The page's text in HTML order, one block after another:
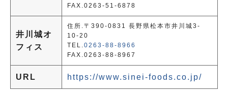
FAX.0263-51-6878
井川城オ
フィス
住所.〒390-0831 長野県松本市井川城3-
10-20
TEL. 0263-88-8966
FAX.0263-88-8967
URL https://www.sinei-foods.co.jp/